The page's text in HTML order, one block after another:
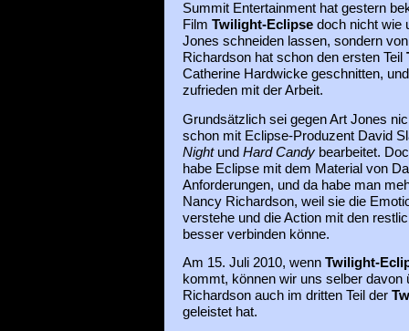
Summit Entertainment hat gestern
Film Twilight-Eclipsedoch nicht wie
Jones schneiden lassen, sondern
Richardson hat schon den ersten Teil
Catherine Hardwicke geschnitten,
zufrieden mit der Arbeit.
Grundsätzlich sei gegen Art Jones
schon mit Eclipse-Produzent David
Nightund Hard Candybearbeitet.
habe Eclipse mit dem Material von
Anforderungen, und da habe man
Nancy Richardson, weil sie die
verstehe und die Action mit den
besser verbinden könne.
Am 15. Juli 2010, wenn Twilight-
kommt, können wir uns selber davon
Richardson auch im dritten Teil der
geleistet hat.